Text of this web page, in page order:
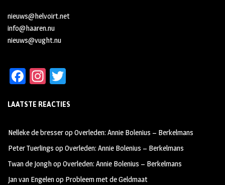
nieuws@helvoirt.net
info@haaren.nu
nieuws@vught.nu
Fa
b
oo
k
In
ag
m
tt
LAATSTE REACTIES
Nelleke de bresseropOverleden: Annie Bolenius – Berkelmans
Peter Tuerlings opOverleden: Annie Bolenius – Berkelmans
Twan de JonghopOverleden: Annie Bolenius – Berkelmans
Jan van Engelenop Probleem met de Geldmaat